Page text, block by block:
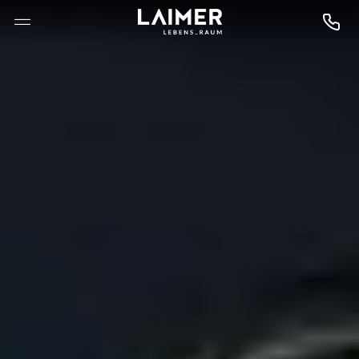
--
 